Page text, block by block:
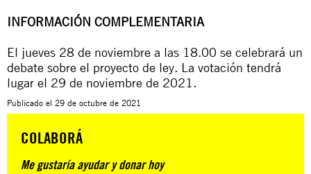
INFORMACIÓN COMPLEMENTARIA
El jueves 28 de noviembre a las 18.00 se celebrará un
debate sobre el proyecto de ley. La votación tendrá
lugar el 29 de noviembre de 2021.
Publicado el 29 de octubre de 2021
COLABORÁ
Me gustaría ayudar y donar hoy